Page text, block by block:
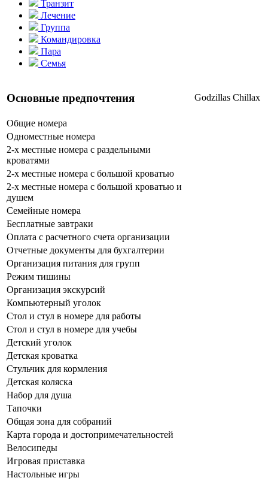
Транзит
Лечение
Группа
Командировка
Пара
Семья
Основные предпочтения Godzillas Chillax
Общие номера
Одноместные номера
2-х местные номера с раздельными
кроватями
2-х местные номера с большой кроватью
2-х местные номера с большой кроватью и
душем
Семейные номера
Бесплатные завтраки
Оплата с расчетного счета организации
Отчетные документы для бухгалтерии
Организация питания для групп
Режим тишины
Организация экскурсий
Компьютерный уголок
Стол и стул в номере для работы
Стол и стул в номере для учебы
Детский уголок
Детская кроватка
Стульчик для кормления
Детская коляска
Набор для душа
Тапочки
Общая зона для собраний
Карта города и достопримечательностей
Велосипеды
Игровая приставка
Настольные игры